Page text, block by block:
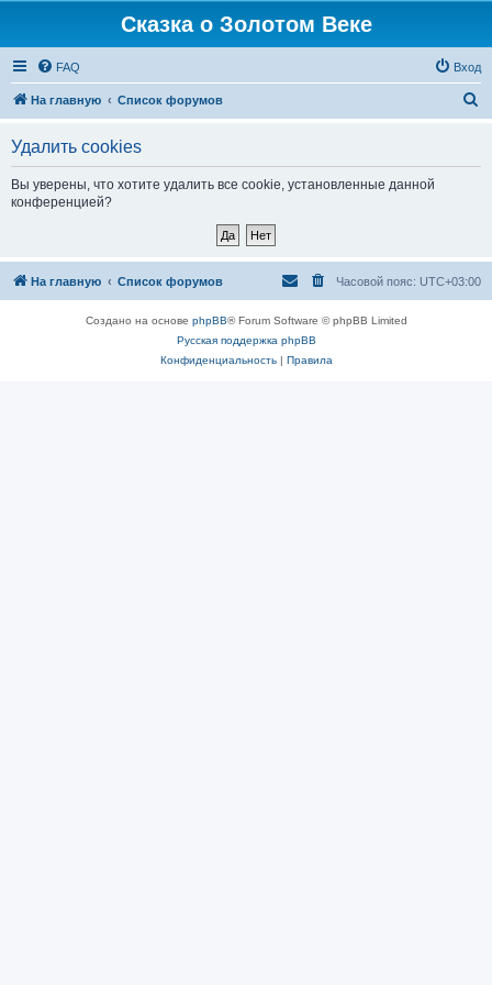
Сказка о Золотом Веке
FAQ Вход
На главную Список форумов
Удалить cookies
Вы уверены, что хотите удалить все cookie, установленные данной
конференцией?
На главную Список форумов Часовой пояс: UTC+03:00
Создано на основе phpBB® Forum Software © phpBB Limited
Русская поддержка phpBB
Конфиденциальность| Правила